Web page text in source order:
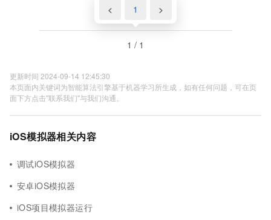
< 1 >
1 / 1
更新时间 2024-09-14 12:45:30
本页面内关键词为智能算法引擎基于机器学习所生成，如有任何问题，可在页
面下方点击"联系我们"与我们沟通。
iOS模拟器相关内容
调试iOS模拟器
安卓iOS模拟器
iOS项目模拟器运行